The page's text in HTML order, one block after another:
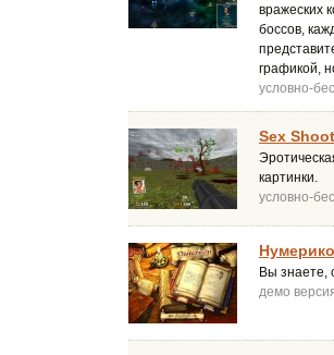
вражеских
боссов,
графикой,
условно-
Sex
картинки.
условно-
Вы знаете,
демо